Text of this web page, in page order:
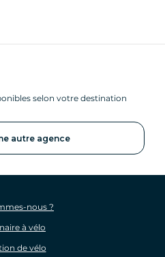
selon votre destination
autre agence
nous ?
à vélo
de vélo